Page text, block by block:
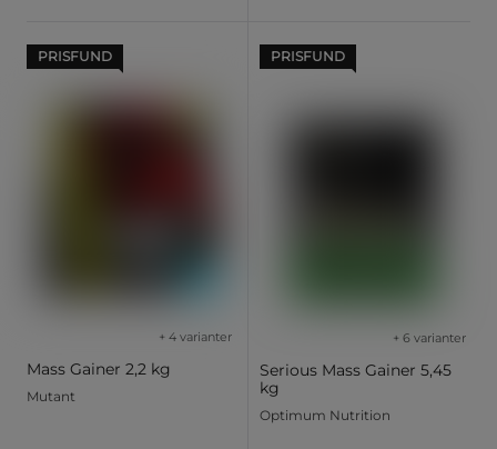
PRISFUND
Mass Gainer 2,2 kg
+ 4 varianter
Mutant
PRISFUND
Serious Mass Gainer 5,45
kg
+ 6 varianter
Optimum Nutrition